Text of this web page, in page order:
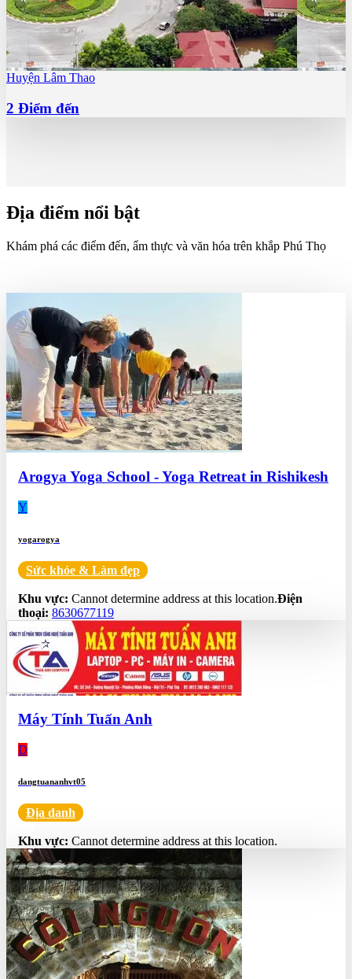
Huyện Lâm Thao
2 Điểm đến
Địa điểm nổi bật
Khám phá các điểm đến, ẩm thực và văn hóa trên khắp Phú Thọ
Arogya Yoga School - Yoga Retreat in Rishikesh
Y
yogarogya
Sức khỏe & Làm đẹp
Khu vực: Cannot determine address at this location.Điện
thoại: 8630677119
Máy Tính Tuấn Anh
D
dangtuananhvt05
Địa danh
Khu vực: Cannot determine address at this location.